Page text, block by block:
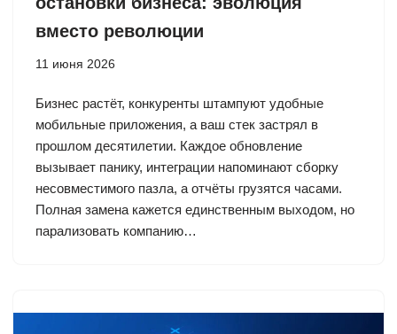
вместо революции
11 июня 2026
Бизнес растёт, конкуренты штампуют удобные
мобильные приложения, а ваш стек застрял в
прошлом десятилетии. Каждое обновление
вызывает панику, интеграции напоминают сборку
несовместимого пазла, а отчёты грузятся часами.
Полная замена кажется единственным выходом, но
парализовать компанию…